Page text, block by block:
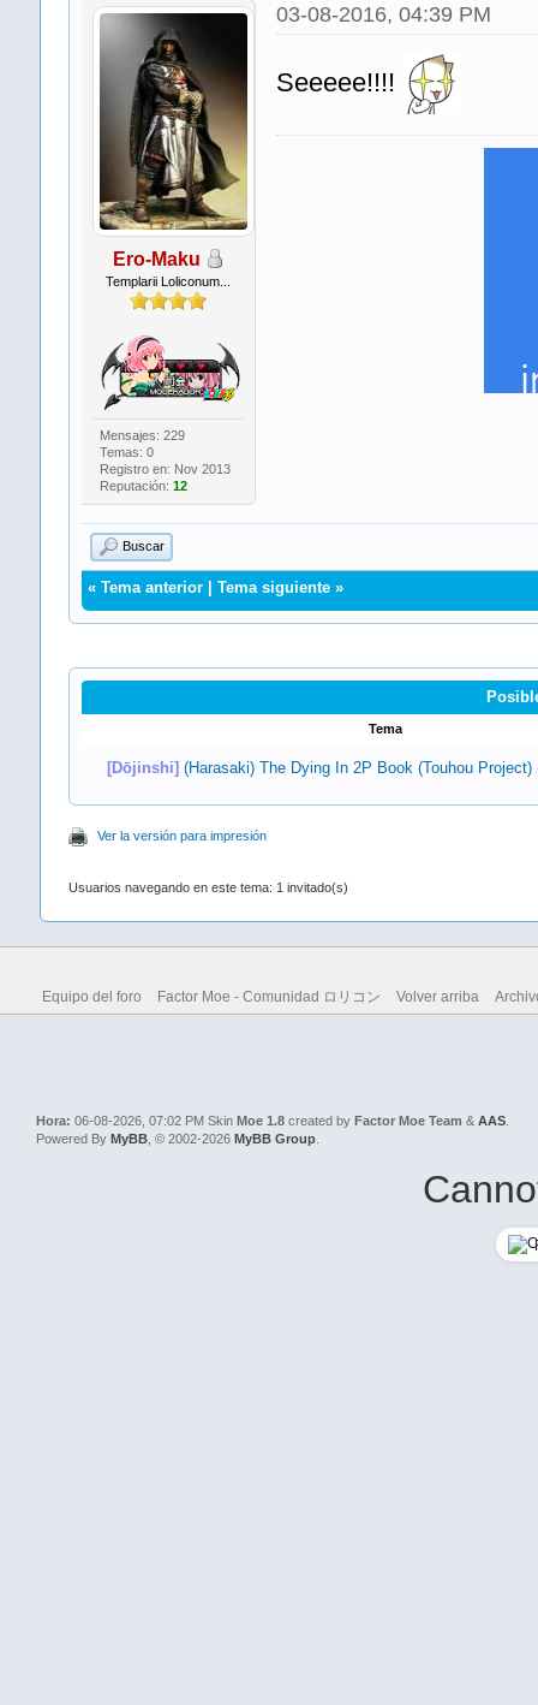
Ero-Maku
Templarii Loliconum...
Mensajes: 229
Temas: 0
Registro en: Nov 2013
Reputación: 12
03-08-2016, 04:39 PM
Seeeee!!!!
Buscar
«Tema anterior |Tema siguiente »
Tema
[Dōjinshi] (Harasaki) The Dying In 2P Book (Touhou
Ver la versión para impresión
Usuarios navegando en este tema: 1 invitado(s)
Equipo del foro Factor Moe - Comunidad ロリコン Volver arriba
Hora: 06-08-2026, 07:02 PMSkin Moe 1.8 created by Factor Moe Team &AAS
Powered By MyBB , © 2002-2026 MyBB Group